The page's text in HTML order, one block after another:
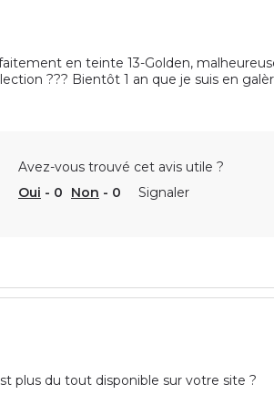
en teinte 13-Golden,
??? Bientôt 1 an que je suis en
Avez-vous trouvé cet avis utile ?
Oui - 0 Non - 0 Signaler
plus du tout disponible sur votre site ?